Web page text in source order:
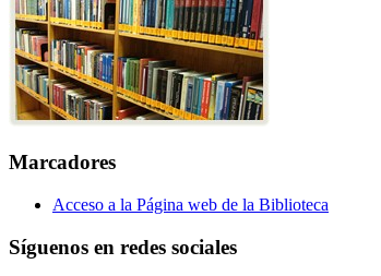
Marcadores
Acceso a la Página web de la Biblioteca
Síguenos en redes sociales